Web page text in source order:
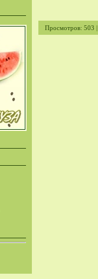
Просмотров: 503 |